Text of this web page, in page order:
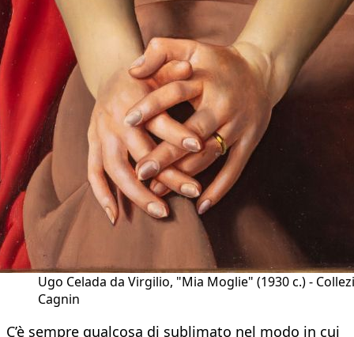
Ugo Celada da Virgilio, "Mia Moglie" (1930 c.) -
Cagnin
C’è sempre qualcosa di sublimato nel modo in cui